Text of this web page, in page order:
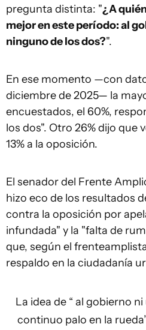
pregunta distinta: "¿A
mejor en este período: al
ninguno de los dos?".
En ese momento —con
diciembre de 2025— la
encuestados, el 60%,
los dos". Otro 26% dijo que
13% a la oposición.
El senador del Frente
hizo eco de los resultados
contra la oposición por
infundada" y la "falta de
que, según el
respaldo en la ciudadanía
La idea de “ al gobierno
continuo palo en la